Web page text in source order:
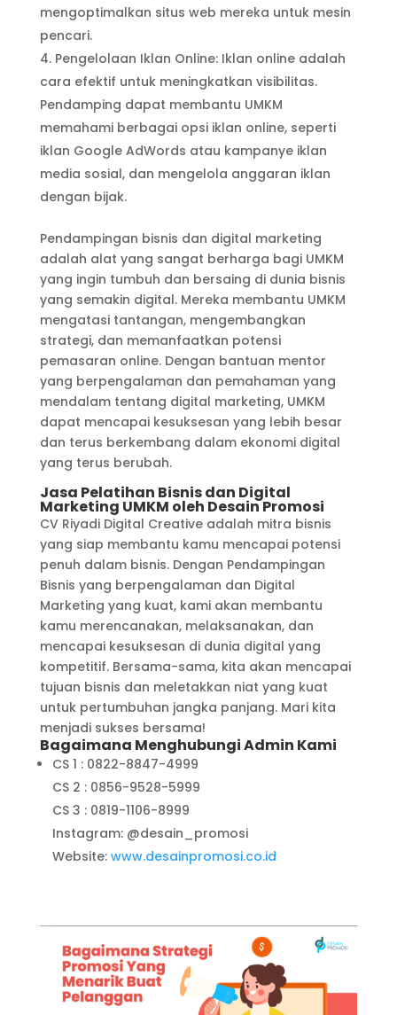
mengoptimalkan situs web mereka untuk mesin
pencari.
Pengelolaan Iklan Online: Iklan online adalah
cara efektif untuk meningkatkan visibilitas.
Pendamping dapat membantu UMKM
memahami berbagai opsi iklan online, seperti
iklan Google AdWords atau kampanye iklan
media sosial, dan mengelola anggaran iklan
dengan bijak.
Pendampingan bisnis dan digital marketing
adalah alat yang sangat berharga bagi UMKM
yang ingin tumbuh dan bersaing di dunia bisnis
yang semakin digital. Mereka membantu UMKM
mengatasi tantangan, mengembangkan
strategi, dan memanfaatkan potensi
pemasaran online. Dengan bantuan mentor
yang berpengalaman dan pemahaman yang
mendalam tentang digital marketing, UMKM
dapat mencapai kesuksesan yang lebih besar
dan terus berkembang dalam ekonomi digital
yang terus berubah.
Jasa Pelatihan Bisnis dan Digital
Marketing UMKM oleh Desain Promosi
CV Riyadi Digital Creative adalah mitra bisnis
yang siap membantu kamu mencapai potensi
penuh dalam bisnis. Dengan Pendampingan
Bisnis yang berpengalaman dan Digital
Marketing yang kuat, kami akan membantu
kamu merencanakan, melaksanakan, dan
mencapai kesuksesan di dunia digital yang
kompetitif. Bersama-sama, kita akan mencapai
tujuan bisnis dan meletakkan niat yang kuat
untuk pertumbuhan jangka panjang. Mari kita
menjadi sukses bersama!
Bagaimana Menghubungi Admin Kami
CS 1 : 0822-8847-4999
CS 2 : 0856-9528-5999
CS 3 : 0819-1106-8999
Instagram: @desain_promosi
Website: www.desainpromosi.co.id